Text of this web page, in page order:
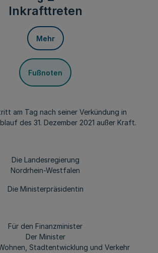
Inkrafttreten
Mehr
Fußnoten
am Tag nach seiner Verkündung in
des 31. Dezember 2021 außer Kraft.
Die Landesregierung
Nordrhein-Westfalen
Die Ministerpräsidentin
Für den Finanzminister
Der Minister
Stadtentwicklung und Verkehr